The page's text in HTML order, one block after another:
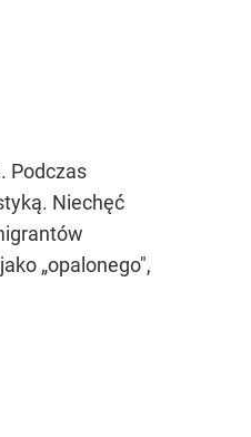
Podczas
Niechęć
„opalonego",